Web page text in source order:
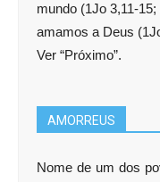
mundo (1Jo 3,11-
amamos a Deus
Ver “Próximo”.
AMORREUS
Nome de um dos